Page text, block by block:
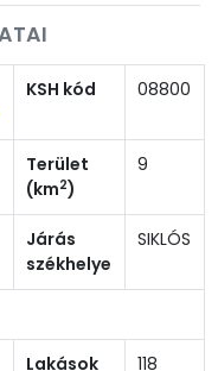
KSH kód 08800
Terület
(km2)
9
Járás
székhelye
SIKLÓS
Lakások
118